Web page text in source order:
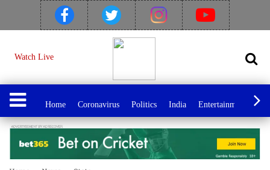
Watch Live
Home Coronavirus Politics India Entertainment